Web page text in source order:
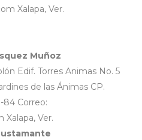
Xalapa, Ver.
Muñoz
Edif. Torres Animas No. 5
de las Ánimas CP.
84 Correo:
Xalapa, Ver.